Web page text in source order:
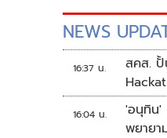
NEWS
16:37 น.
สคส. ปั้
ข้อมูล
16:04 น.
'อนุทิน'
พยายา